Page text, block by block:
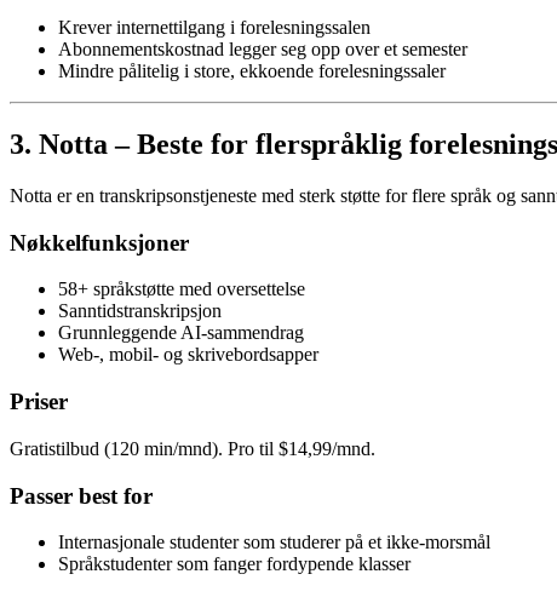
Krever internettilgang i forelesningssalen
Abonnementskostnad legger seg opp over et semester
Mindre pålitelig i store, ekkoende forelesningssaler
3. Notta – Beste for flerspråklig
Notta er en transkripsonstjeneste med sterk støtte for flere språk og
Nøkkelfunksjoner
58+ språkstøtte med oversettelse
Sanntidstranskripsjon
Grunnleggende AI-sammendrag
Web-, mobil- og skrivebordsapper
Priser
Gratistilbud (120 min/mnd). Pro til $14,99/mnd.
Passer best for
Internasjonale studenter som studerer på et ikke-morsmål
Språkstudenter som fanger fordypende klasser